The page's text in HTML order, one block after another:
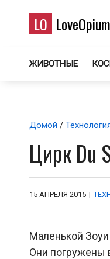
LO LoveOpium
ЖИВОТНЫЕ
Домой /
Цирк Du
15 АПРЕЛЯ 2015 |
Маленькой Зоуи
Они погружены